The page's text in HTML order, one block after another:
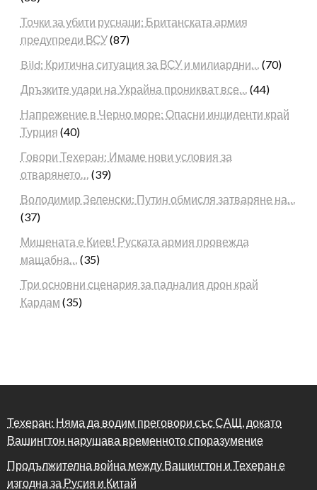
Точки за убити руснаци: Британската армия
предупреди ВСУ(87)
Bild: Критична ситуация за ВСУ и милиардни… (70)
Дръзките удари на Украйна проникват все… (44)
Напрежение в Черно море: Опасни инциденти край
Турция (40)
Говори Техеран: Имаме нови условия за
отварянето… (39)
Володимир Зеленски: Путин обмисля затваряне на…
(37)
Мишената е Киев! Руската армия провежда
мащабна… (35)
Три основни сценария за падналия дрон край
Кардам (35)
Техеран: Няма да водим преговори със САЩ, докато
Вашингтон нарушава временното споразумение
Продължителна война между Вашингтон и Техеран е
изгодна за Русия и Китай